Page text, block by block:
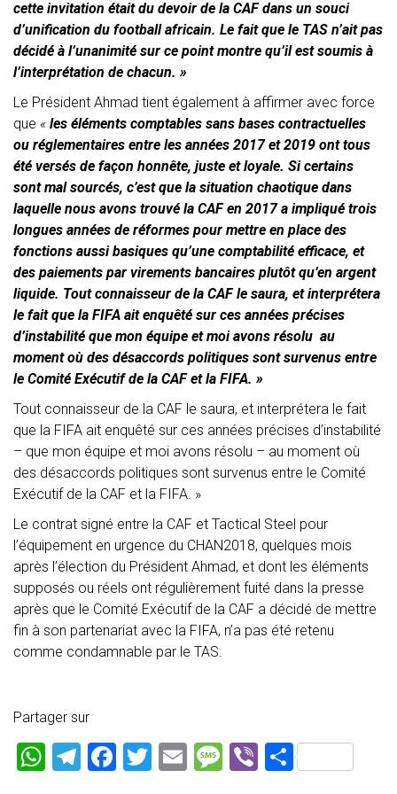
cette invitation était du devoir de la CAF dans un souci
d’unification du football africain. Le fait que le TAS n’ait pas
décidé à l’unanimité sur ce point montre qu’il est soumis à
l’interprétation de chacun. »
Le Président Ahmad tient également à affirmer avec force
que « les éléments comptables sans bases contractuelles
ou réglementaires entre les années 2017 et 2019 ont tous
été versés de façon honnête, juste et loyale. Si certains
sont mal sourcés, c’est que la situation chaotique dans
laquelle nous avons trouvé la CAF en 2017 a impliqué trois
longues années de réformes pour mettre en place des
fonctions aussi basiques qu’une comptabilité efficace, et
des paiements par virements bancaires plutôt qu’en argent
liquide. Tout connaisseur de la CAF le saura, et interprétera
le fait que la FIFA ait enquêté sur ces années précises
d’instabilité que mon équipe et moi avons résolu au
moment où des désaccords politiques sont survenus entre
le Comité Exécutif de la CAF et la FIFA. »
Tout connaisseur de la CAF le saura, et interprétera le fait
que la FIFA ait enquêté sur ces années précises d’instabilité
– que mon équipe et moi avons résolu – au moment où
des désaccords politiques sont survenus entre le Comité
Exécutif de la CAF et la FIFA. »
Le contrat signé entre la CAF et Tactical Steel pour
l’équipement en urgence du CHAN2018, quelques mois
après l’élection du Président Ahmad, et dont les éléments
supposés ou réels ont régulièrement fuité dans la presse
après que le Comité Exécutif de la CAF a décidé de mettre
fin à son partenariat avec la FIFA, n’a pas été retenu
comme condamnable par le TAS.
Partager sur
W T
F
T
E
M Vi P